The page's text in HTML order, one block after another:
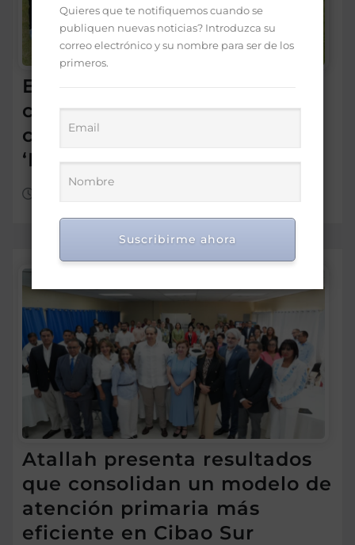
Embajada Dominicana y
comunidad en Chile reciben
con entusiasmo a las
‘Princesas del Caribe’
Atallah presenta resultados
que consolidan un modelo de
atención primaria más
eficiente en Cibao Sur
Quieres que te notifiquemos cuando se
publiquen nuevas noticias? Introduzca su
correo electrónico y su nombre para ser de los
primeros.
Suscribirme ahora